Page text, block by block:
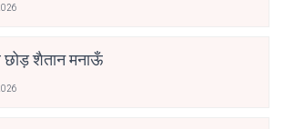
छोड़ शैतान मनाऊँ